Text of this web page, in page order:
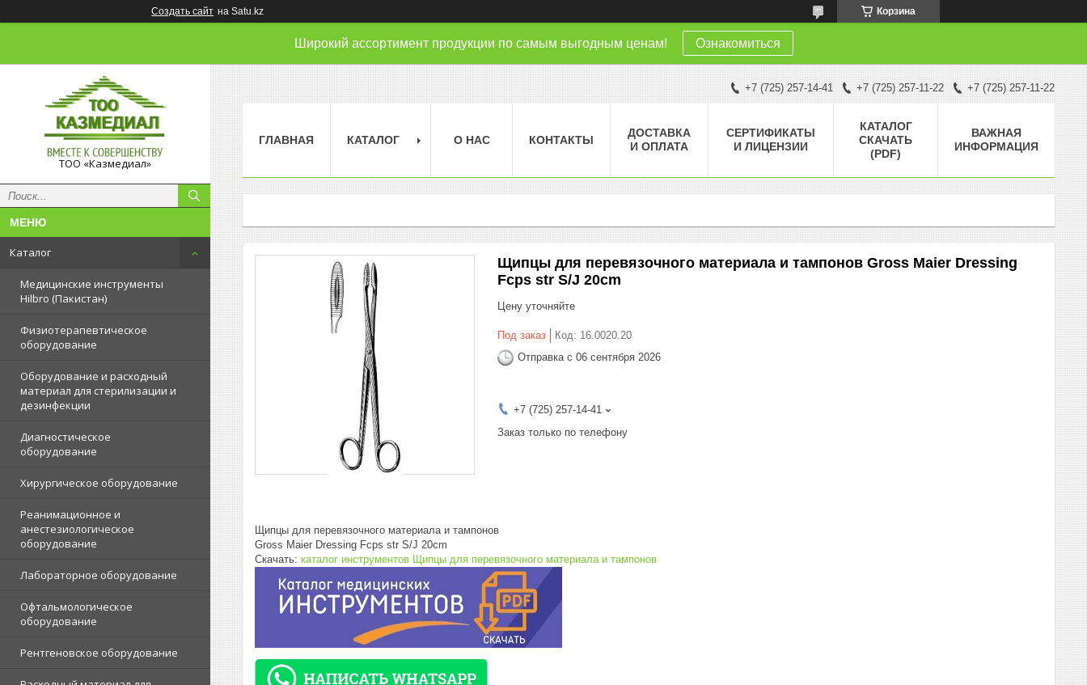
Создать сайт на Satu.kz Корзина
Широкий ассортимент продукции по самым выгодным ценам! Ознакомиться
ТОО «Казмедиал»
Каталог
Медицинские инструменты
Hilbro (Пакистан)
Физиотерапевтическое
оборудование
Оборудование и расходный
материал для стерилизации и
дезинфекции
Диагностическое
оборудование
Хирургическое оборудование
Реанимационное и
анестезиологическое
оборудование
Лабораторное оборудование
Офтальмологическое
оборудование
Рентгеновское оборудование
+7 (725) 257-14-41 +7 (725) 257-11-22 +7 (725) 257-11-22
ГЛАВНАЯ КАТАЛОГ О НАС КОНТАКТЫ
ДОСТАВКА
И ОПЛАТА
СЕРТИФИКАТЫ
И ЛИЦЕНЗИИ
КАТАЛОГ
СКАЧАТЬ
(PDF)
ВАЖНАЯ
ИНФОРМАЦИЯ
Щипцы для перевязочного материала и тампонов Gross Maier Dressing
Fcps str S/J 20cm
Цену уточняйте
Под заказ Код: 16.0020.20
Отправка с 06 сентября 2026
+7 (725) 257-14-41
Заказ только по телефону
Щипцы для перевязочного материала и тампонов
Gross Maier Dressing Fcps str S/J 20cm
Скачать: каталог инструментов Щипцы для перевязочного материала и тампонов